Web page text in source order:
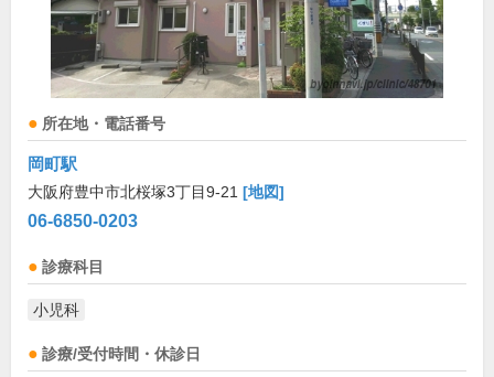
所在地・電話番号
岡町駅
大阪府豊中市北桜塚3丁目9-21 [地図]
06-6850-0203
診療科目
小児科
診療/受付時間・休診日